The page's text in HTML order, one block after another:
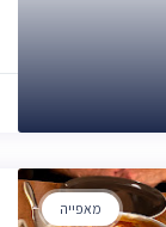
מאפייה